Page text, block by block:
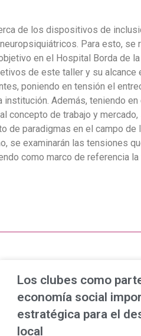
de los dispositivos de
Para esto, se
en el Hospital Borda de la
de este taller y su alcance
poniendo en tensión el
Además, teniendo en
concepto de trabajo y mercado,
de paradigmas en el campo de
se examinarán las tensiones
como marco de referencia
Los clubes como
economía social
estratégica para el
local